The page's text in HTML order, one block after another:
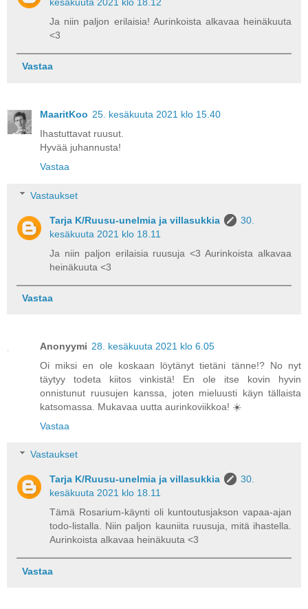
Ja niin paljon erilaisia! Aurinkoista alkavaa heinäkuuta
<3
Vastaa
MaaritKoo 25. kesäkuuta 2021 klo 15.40
Ihastuttavat ruusut.
Hyvää juhannusta!
Vastaa
Vastaukset
Tarja K/Ruusu-unelmia ja villasukkia
30.
kesäkuuta 2021 klo 18.11
Ja niin paljon erilaisia ruusuja <3 Aurinkoista alkavaa
heinäkuuta <3
Vastaa
Anonyymi 28. kesäkuuta 2021 klo 6.05
Oi miksi en ole koskaan löytänyt tietäni tänne!? No nyt
täytyy todeta kiitos vinkistä! En ole itse kovin hyvin
onnistunut ruusujen kanssa, joten mieluusti käyn tällaista
katsomassa. Mukavaa uutta aurinkoviikkoa! ☀️
Vastaa
Vastaukset
Tarja K/Ruusu-unelmia ja villasukkia
30.
kesäkuuta 2021 klo 18.11
Tämä Rosarium-käynti oli kuntoutusjakson vapaa-ajan
todo-listalla. Niin paljon kauniita ruusuja, mitä ihastella.
Aurinkoista alkavaa heinäkuuta <3
Vastaa